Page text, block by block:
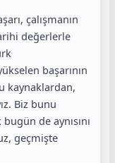
çalışmanın
değerlerle
başarının
kaynaklardan,
Biz bunu
de aynısını
geçmişte